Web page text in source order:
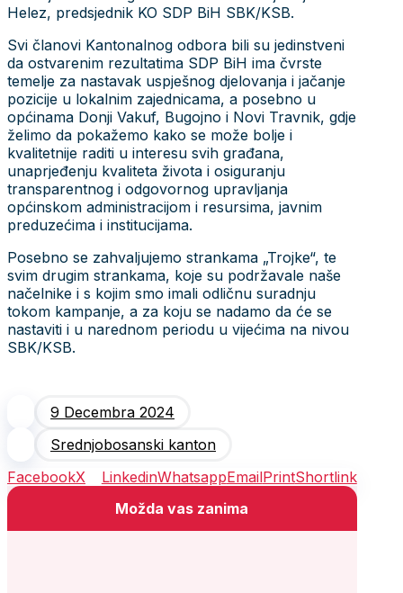
Helez, predsjednik KO SDP BiH SBK/KSB.
Svi članovi Kantonalnog odbora bili su jedinstveni
da ostvarenim rezultatima SDP BiH ima čvrste
temelje za nastavak uspješnog djelovanja i jačanje
pozicije u lokalnim zajednicama, a posebno u
općinama Donji Vakuf, Bugojno i Novi Travnik, gdje
želimo da pokažemo kako se može bolje i
kvalitetnije raditi u interesu svih građana,
unaprjeđenju kvaliteta života i osiguranju
transparentnog i odgovornog upravljanja
općinskom administracijom i resursima, javnim
preduzećima i institucijama.
Posebno se zahvaljujemo strankama „Trojke“, te
svim drugim strankama, koje su podržavale naše
načelnike i s kojim smo imali odličnu suradnju
tokom kampanje, a za koju se nadamo da će se
nastaviti i u narednom periodu u vijećima na nivou
SBK/KSB.
9 Decembra 2024
Srednjobosanski kanton
FacebookX LinkedinWhatsappEmailPrintShortlink
Možda vas zanima